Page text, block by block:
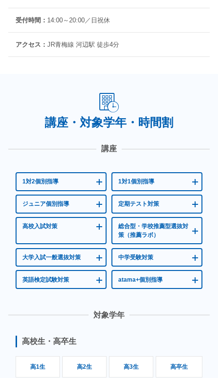
受付時間： 14:00～20:00／日祝休
アクセス： JR青梅線 河辺駅 徒歩4分
講座・対象学年・時間割
講座
1対2個別指導 1対1個別指導
ジュニア個別指導 定期テスト対策
高校入試対策
総合型・学校推薦型選抜対
策（推薦ラボ）
大学入試一般選抜対策 中学受験対策
英語検定試験対策 atama+個別指導
対象学年
高校生・高卒生
高1生 高2生 高3生 高卒生